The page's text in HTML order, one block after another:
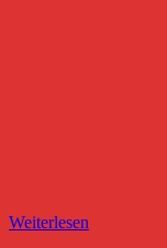
Weiterlesen